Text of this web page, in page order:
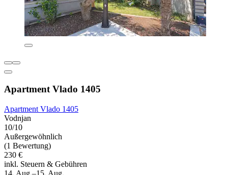
Apartment Vlado 1405
Apartment Vlado 1405
Vodnjan
10/10
Außergewöhnlich
(1 Bewertung)
230 €
inkl. Steuern & Gebühren
14. Aug.–15. Aug.